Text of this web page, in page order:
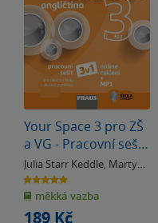
Your Space 3 pro ZŠ
a VG - Pracovní sešit
3v1
Julia Starr Keddle, Martyn
Hobbs
5.0
z
5
hvězdiček
měkká vazba
189 Kč